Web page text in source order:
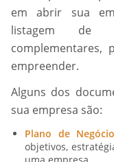
em abrir sua
listagem de
complementares,
empreender.
Alguns dos
sua empresa são:
Plano de
objetivos,